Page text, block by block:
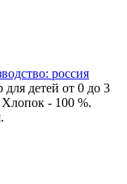
россия
детей от 0 до 3
- 100 %.